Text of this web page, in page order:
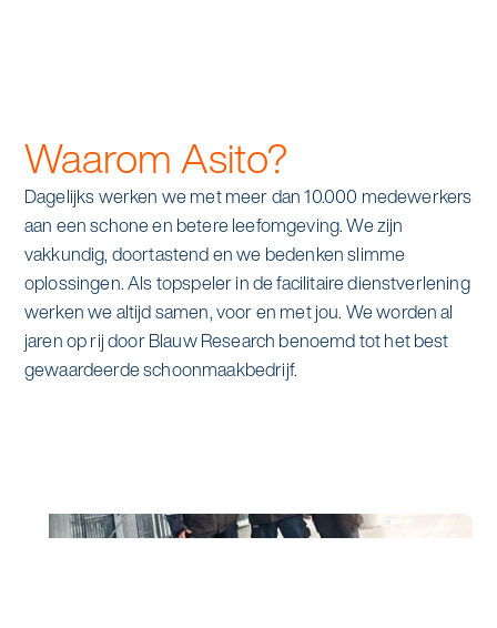
Waarom Asito?
Dagelijks werken we met meer dan 10.000 medewerkers
aan een schone en betere leefomgeving. We zijn
vakkundig, doortastend en we bedenken slimme
oplossingen. Als topspeler in de facilitaire dienstverlening
werken we altijd samen, voor en met jou. We worden al
jaren op rij door Blauw Research benoemd tot het best
gewaardeerde schoonmaakbedrijf.